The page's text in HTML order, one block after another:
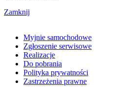
Zamknij
Myjnie samochodowe
Zgłoszenie serwisowe
Realizacje
Do pobrania
Polityka prywatności
Zastrzeżenia prawne